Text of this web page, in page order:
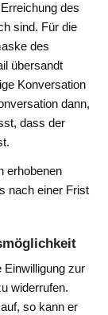
des
sind. Für die
des
übersandt
Konversation
dann,
dass der
erhobenen
nach einer Frist
Einwilligung zur
widerrufen.
so kann er